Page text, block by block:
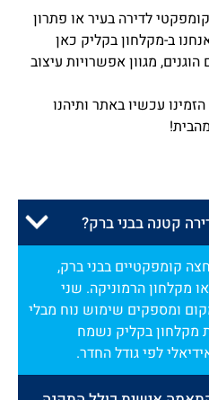
לדירה בעיר או פתרון
ב-מקלחון בקליק כאן
מגוון אפשרויות עיצוב
עכשיו באתר ותיהנו
קטנה בבני ברק?
קומפקטיים בבני ברק,
מקלחון הרמוניקה. שני
ומספקים שימוש נוח מבלי
מקלחון בקליק נשמח
לפי גודל החדר.